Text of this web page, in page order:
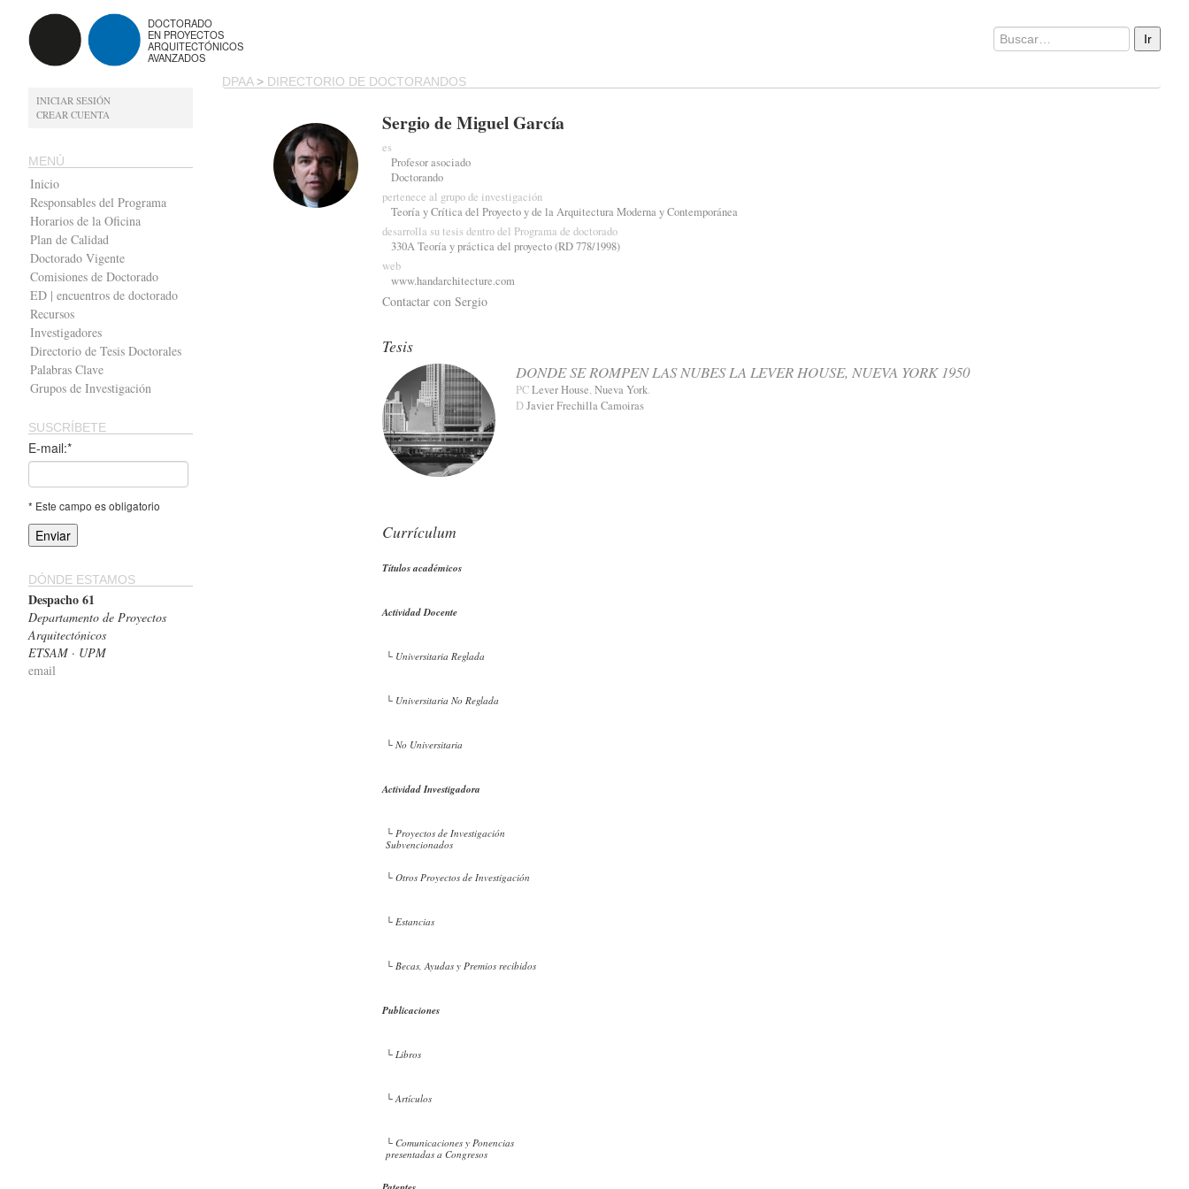
DOCTORADO
EN PROYECTOS
ARQUITECTÓNICOS
AVANZADOS
INICIAR SESIÓN
CREAR CUENTA
MENÚ
Inicio
Responsables del Programa
Horarios de la Oficina
Plan de Calidad
Doctorado Vigente
Comisiones de Doctorado
ED | encuentros de doctorado
Recursos
Investigadores
Directorio de Tesis Doctorales
Palabras Clave
Grupos de Investigación
SUSCRÍBETE
E-mail:*
* Este campo es obligatorio
DÓNDE ESTAMOS
Despacho 61
Departamento de Proyectos
Arquitectónicos
ETSAM · UPM
email
DPAA> DIRECTORIO DE DOCTORANDOS
Sergio de Miguel García
es
Profesor asociado
Doctorando
pertenece al grupo de investigación
Teoría y Crítica del Proyecto y de la Arquitectura Moderna y Contemporánea
desarrolla su tesis dentro del Programa de doctorado
330A Teoría y práctica del proyecto (RD 778/1998)
web
www.handarchitecture.com
Contactar con Sergio
Tesis
DONDE SE ROMPEN LAS NUBES LA LEVER HOUSE, NUEVA YORK 1950
PCLever House, Nueva York.
DJavier Frechilla Camoiras
Currículum
Títulos académicos
Actividad Docente
└ Universitaria Reglada
└ Universitaria No Reglada
└ No Universitaria
Actividad Investigadora
└ Proyectos de Investigación
Subvencionados
└ Otros Proyectos de Investigación
└ Estancias
└ Becas, Ayudas y Premios recibidos
Publicaciones
└ Libros
└ Artículos
└ Comunicaciones y Ponencias
presentadas a Congresos